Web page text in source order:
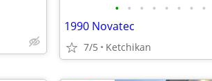
• • • • • • • •
1990 Novatec
7/5 Ketchikan